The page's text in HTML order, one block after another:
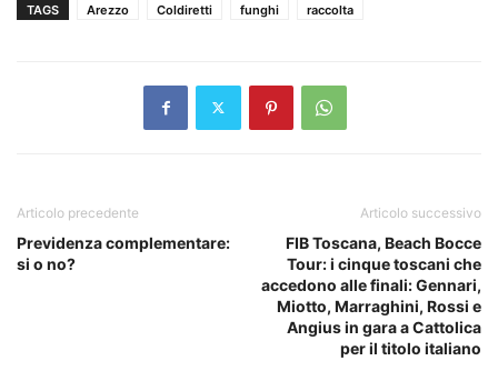
TAGS Arezzo Coldiretti funghi raccolta
Articolo precedente
Previdenza complementare:
si o no?
Articolo successivo
FIB Toscana, Beach Bocce
Tour: i cinque toscani che
accedono alle finali: Gennari,
Miotto, Marraghini, Rossi e
Angius in gara a Cattolica
per il titolo italiano